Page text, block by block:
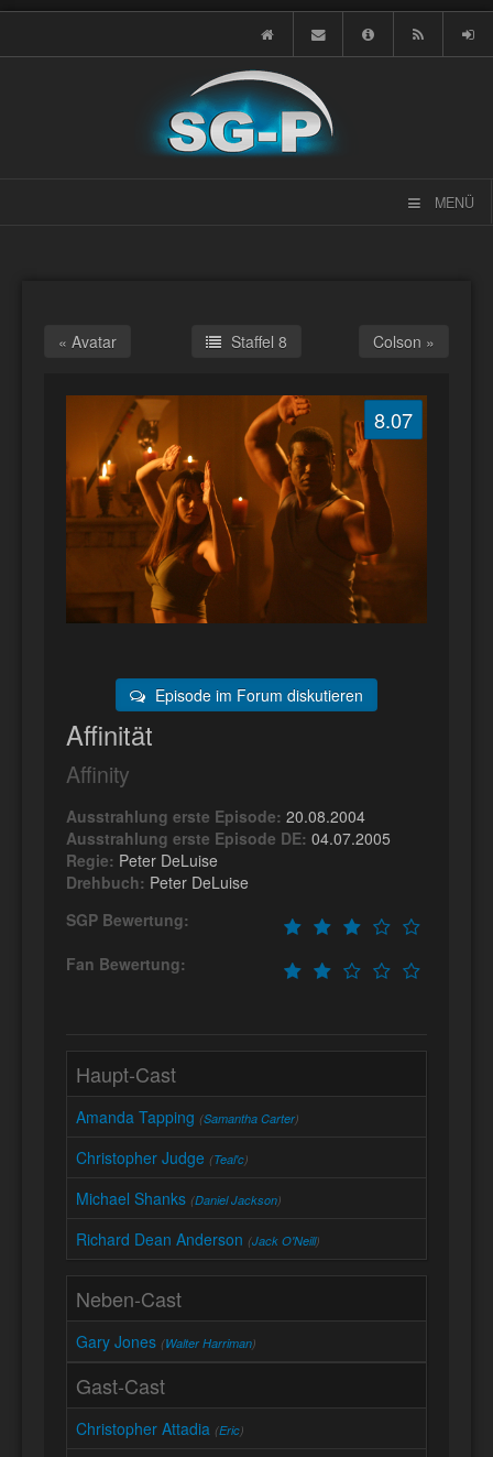
MENÜ
« Avatar Staffel 8 Colson »
8.07
Episode im Forum diskutieren
Affinität
Affinity
Ausstrahlung erste Episode: 20.08.2004
Ausstrahlung erste Episode DE: 04.07.2005
Regie: Peter DeLuise
Drehbuch: Peter DeLuise
SGP Bewertung:
Fan Bewertung:
Haupt-Cast
Amanda Tapping (Samantha Carter)
Christopher Judge (Teal'c)
Michael Shanks (Daniel Jackson)
Richard Dean Anderson (Jack O'Neill)
Neben-Cast
Gary Jones (Walter Harriman)
Gast-Cast
Christopher Attadia (Eric)